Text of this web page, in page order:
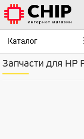
Каталог
Запчасти для HP